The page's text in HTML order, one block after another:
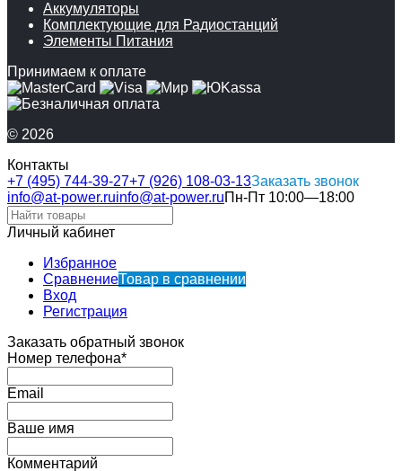
Аккумуляторы
Комплектующие для Радиостанций
Элементы Питания
Принимаем к оплате
© 2026
Контакты
+7 (495) 744-39-27+7 (926) 108-03-13Заказать звонок
info@at-power.ruinfo@at-power.ruПн-Пт 10:00—18:00
Личный кабинет
Избранное
СравнениеТовар в сравнении
Вход
Регистрация
Заказать обратный звонок
Номер телефона*
Email
Ваше имя
Комментарий